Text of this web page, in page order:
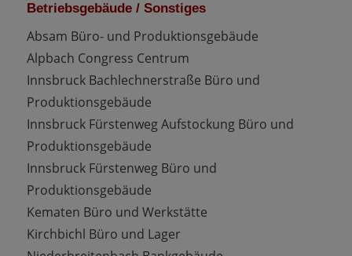
Betriebsgebäude / Sonstiges
Absam Büro- und Produktionsgebäude
Alpbach Congress Centrum
Innsbruck Bachlechnerstraße Büro und
Produktionsgebäude
Innsbruck Fürstenweg Aufstockung Büro und
Produktionsgebäude
Innsbruck Fürstenweg Büro und
Produktionsgebäude
Kematen Büro und Werkstätte
Kirchbichl Büro und Lager